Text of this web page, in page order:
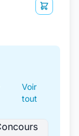
Voir
tout